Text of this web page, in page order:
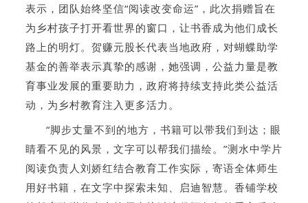
表示，团队始终坚信“阅读改变命运”，此次捐赠旨在
为乡村孩子打开看世界的窗口，让书香成为他们成长
路上的明灯。贺赚元股长代表当地政府，对蝴蝶助学
基金的善举表示真挚的感谢，她强调，公益力量是教
育事业发展的重要助力，政府将持续支持此类公益活
动，为乡村教育注入更多活力。
“脚步丈量不到的地方，书籍可以带我们到达；眼
睛看不见的风景，文字可以帮我们描绘。”测水中学 片
阅读负责人刘娇红结合教育工作实际，寄语全体师生
用好书籍，在文字中探索未知、启迪智慧。香铺学校